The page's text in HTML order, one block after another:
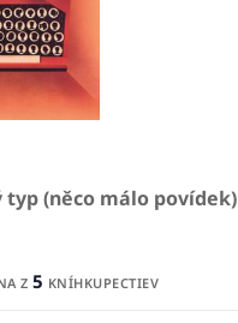
typ (něco málo povídek)
Z 5 KNÍHKUPECTIEV